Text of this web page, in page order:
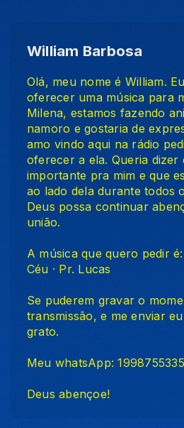
William Barbosa
Olá, meu nome é William.
oferecer uma música para
Milena, estamos fazendo
namoro e gostaria de
amo vindo aqui na rádio
oferecer a ela. Queria dizer
importante pra mim e que
ao lado dela durante todos
Deus possa continuar
união.
A música que quero pedir
Céu · Pr. Lucas
Se puderem gravar o
transmissão, e me enviar
grato.
Meu whatsApp:
Deus abençoe!